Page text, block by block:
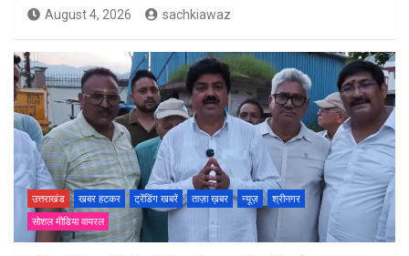
August 4, 2026 sachkiawaz
उत्तराखंड खबर हटकर ट्रेंडिंग खबरें ताज़ा ख़बर न्यूज़
श्रीनगर
सोशल मीडिया वायरल